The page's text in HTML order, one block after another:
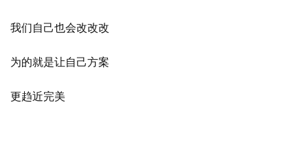
我们自己也会改改改
为的就是让自己方案
更趋近完美